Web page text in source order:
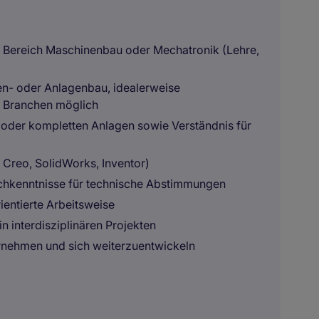
Maschinenbau oder Mechatronik (Lehre,
oder Anlagenbau, idealerweise
möglich
kompletten Anlagen sowie Verständnis für
SolidWorks, Inventor)
für technische Abstimmungen
Arbeitsweise
interdisziplinären Projekten
und sich weiterzuentwickeln